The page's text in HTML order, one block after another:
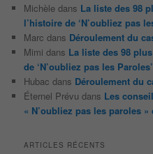
Michèle dans La liste des 98
l’histoire de ‘N’oubliez pas
Marc dans Déroulement du
Mimi dans La liste des 98
de ‘N’oubliez pas les Paroles’
Hubac dans Déroulement du
Éternel Prévu dans Les
« N’oubliez pas les paroles
ARTICLES RÉCENTS